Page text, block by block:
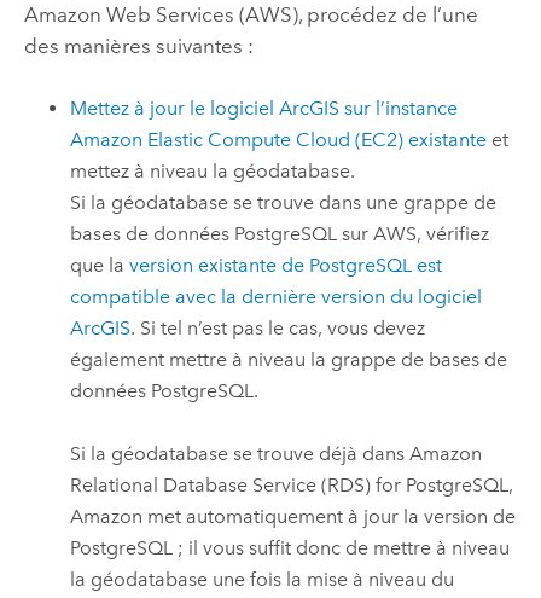
Amazon Web Services (AWS), procédez de l’une
des manières suivantes :
Mettez à jour le logiciel ArcGIS sur l’instance
Amazon Elastic Compute Cloud (EC2) existante et
mettez à niveau la géodatabase.
Si la géodatabase se trouve dans une grappe de
bases de données PostgreSQL surAWS, vérifiez
que laversion existante de PostgreSQL est
compatible avec la dernière version du logiciel
ArcGIS. Si tel n’est pas le cas, vous devez
également mettre à niveau la grappe de bases de
données PostgreSQL.
Si la géodatabase se trouve déjà dansAmazon
Relational Database Service (RDS) for PostgreSQL,
Amazon met automatiquement à jour la version de
PostgreSQL ; il vous suffit donc de mettre à niveau
la géodatabase une fois la mise à niveau du